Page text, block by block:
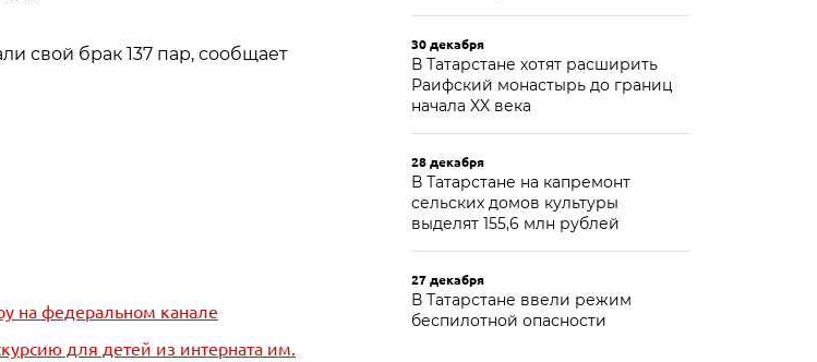
свой брак 137 пар, сообщает
на федеральном канале
для детей из интерната им.
30 декабря
В Татарстане хотят расширить
Раифский монастырь до границ
начала XX века
28 декабря
В Татарстане на капремонт
сельских домов культуры
выделят 155,6 млн рублей
27 декабря
В Татарстане ввели режим
беспилотной опасности